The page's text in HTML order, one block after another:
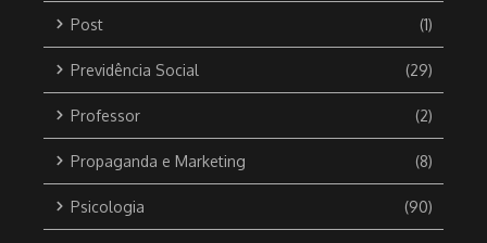
Post (1)
Previdência Social (29)
Professor (2)
Propaganda e Marketing (8)
Psicologia (90)